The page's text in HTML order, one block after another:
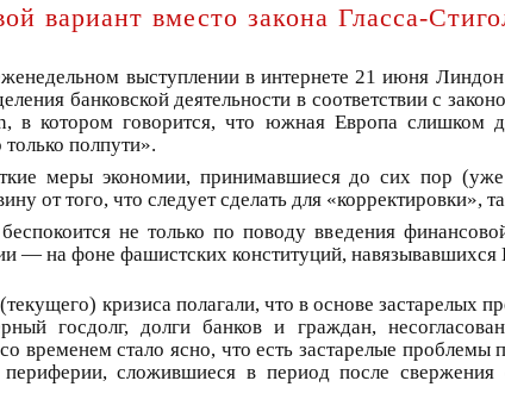
вариант вместо закона Гласса-
выступлении в интернете 21 июня
банковской деятельности в соответствии с
в котором говорится, что южная Европа слишком
полпути».
меры экономии, принимавшиеся до сих пор
от того, что следует сделать для «корректировки»,
не только по поводу введения
— на фоне фашистских конституций,
кризиса полагали, что в основе застарелых
госдолг, долги банков и граждан,
временем стало ясно, что есть застарелые проблемы
сложившиеся в период после